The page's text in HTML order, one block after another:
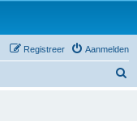
Aanmelden
Registreer